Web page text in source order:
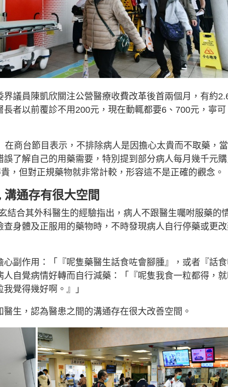
議員陳凱欣關注公營醫療收費改革後首兩個月，有約
者以前覆診不用200元，現在動輒都要6、700元，寧可
商台節目表示，不排除病人是因擔心太貴而不取藥，
了解自己的用藥需要，特別提到部分病人每月幾千元
，但對正規藥物就非常計較，形容這不是正確的觀念。
通存有很大空間
結合其外科醫生的經驗指出，病人不跟醫生囑咐服藥的
身體及正服用的藥物時，不時發現病人自行停藥或更
副作用：「『呢隻藥醫生話食咗會腳腫』，或者『話
自覺病情好轉而自行減藥：「『呢隻我食一粒都得，
覺得幾好啊。』」
生，認為醫患之間的溝通存在很大改善空間。